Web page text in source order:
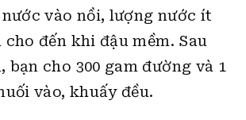
vào nồi, lượng nước ít
cho đến khi đậu mềm. Sau
bạn cho 300 gam đường và 1
vào, khuấy đều.